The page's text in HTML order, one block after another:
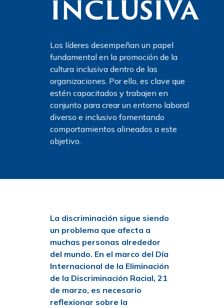
INCLUSIVA
Los líderes desempeñan un papel
fundamental en la promoción de la
cultura inclusiva dentro de las
organizaciones. Por ello, es clave que
estén capacitados y trabajen en
conjunto para crear un entorno laboral
diverso e inclusivo fomentando
comportamientos alineados a este
objetivo.
La discriminación sigue siendo
un problema que afecta a
muchas personas alrededor
del mundo. En el marco del Día
Internacional de la Eliminación
de la Discriminación Racial, 21
de marzo, es necesario
reflexionar sobre la